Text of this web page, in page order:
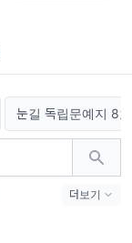
눈길 독립문예지 8
더보기